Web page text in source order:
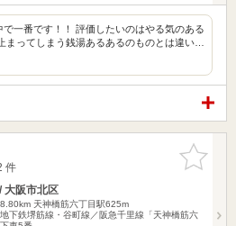
で一番です！！ 評価したいのはやる気のある
まってしまう銭湯あるあるのものとは違い…
お気に入
りに追加
件
大阪市北区
天神橋筋六丁目駅625m
下鉄堺筋線・谷町線／阪急千里線「天神橋筋六